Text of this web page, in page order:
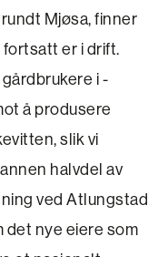
Mjøsa, finner
er i drift.
i
å produsere
slik vi
halvdel av
ved Atlungstad
det nye eiere som